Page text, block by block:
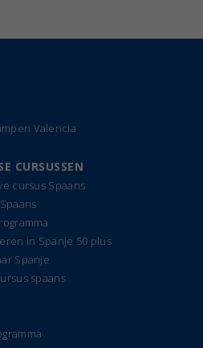
Valencia
CURSUSSEN
cursus Spaans
in Spanje 50 plus
Spanje
spaans